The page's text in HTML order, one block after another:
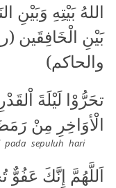
اللهُ بَيْتِهِ وَبَيْنِ
بَيْنِ الْخَافِقَين
والحاكم)
تحَرُّوْا لَيْلَةَ
الْأوَاخِرِ مِنْ
pada sepuluh hari
اَللَّهُمَّ إِنَّكَ